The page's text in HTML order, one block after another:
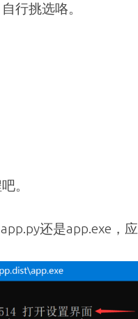
行挑选咯。
。
还是app.exe，